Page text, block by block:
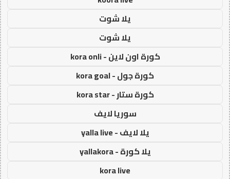
يلا شوت
يلا شوت
كورة اون لاين - kora onli
كورة جول - kora goal
كورة ستار - kora star
سوريا لايف
يلا لايف - yalla live
يلا كورة - yallakora
kora live